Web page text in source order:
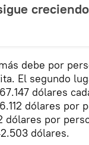
creciendo
debe por
El segundo
dólares
dólares por
por
dólares.